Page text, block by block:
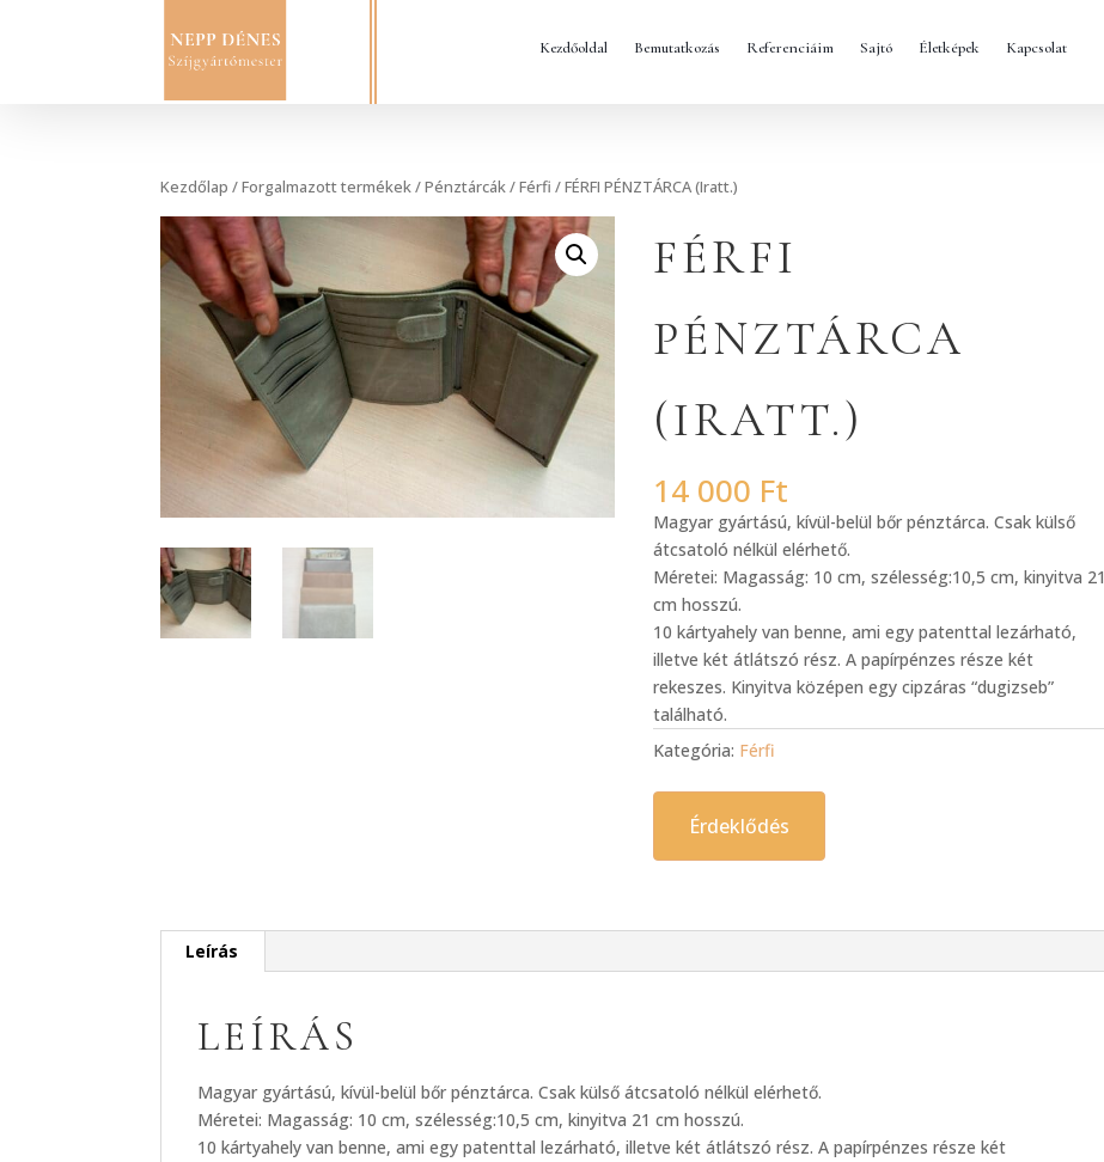
Kezdőoldal Bemutatkozás Referenciáim Sajtó Életképek Kapcsolat
Kezdőlap /Forgalmazott termékek/Pénztárcák/Férfi / FÉRFI PÉNZTÁRCA (Iratt.)
FÉRFI
PÉNZTÁRCA
(IRATT.)
14 000 Ft
Magyar gyártású, kívül-belül bőr pénztárca. Csak külső
átcsatoló nélkül elérhető.
Méretei: Magasság: 10 cm, szélesség:10,5 cm, kinyitva 21
cm hosszú.
10 kártyahely van benne, ami egy patenttal lezárható,
illetve két átlátszó rész. A papírpénzes része két
rekeszes. Kinyitva középen egy cipzáras “dugizseb”
található.
Kategória: Férfi
Érdeklődés
Leírás
LEÍRÁS
Magyar gyártású, kívül-belül bőr pénztárca. Csak külső átcsatoló nélkül elérhető.
Méretei: Magasság: 10 cm, szélesség:10,5 cm, kinyitva 21 cm hosszú.
10 kártyahely van benne, ami egy patenttal lezárható, illetve két átlátszó rész. A papírpénzes része két